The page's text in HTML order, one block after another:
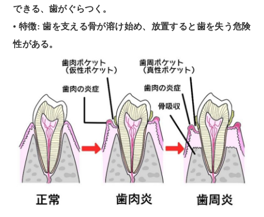
できる、歯がぐらつく。
• 特徴: 歯を支える骨が溶け始め、放置すると歯を失う危険
性がある。